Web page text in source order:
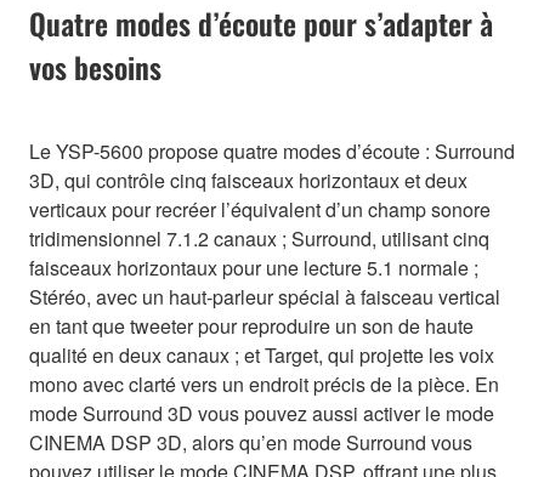
Quatre modes d’écoute pour s’adapter à
vos besoins
Le YSP-5600 propose quatre modes d’écoute : Surround
3D, qui contrôle cinq faisceaux horizontaux et deux
verticaux pour recréer l’équivalent d’un champ sonore
tridimensionnel 7.1.2 canaux ; Surround, utilisant cinq
faisceaux horizontaux pour une lecture 5.1 normale ;
Stéréo, avec un haut-parleur spécial à faisceau vertical
en tant que tweeter pour reproduire un son de haute
qualité en deux canaux ; et Target, qui projette les voix
mono avec clarté vers un endroit précis de la pièce. En
mode Surround 3D vous pouvez aussi activer le mode
CINEMA DSP 3D, alors qu’en mode Surround vous